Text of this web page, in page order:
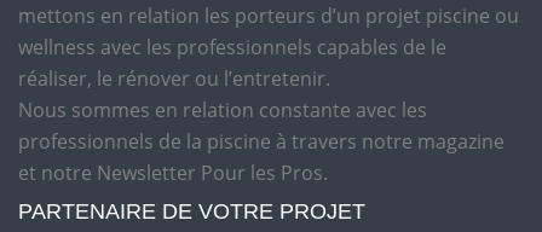
mettons en relation les porteurs d’un projet piscine ou
wellness avec les professionnels capables de le
réaliser, le rénover ou l’entretenir.
Nous sommes en relation constante avec les
professionnels de la piscine à travers notre magazine
et notre Newsletter Pour les Pros.
PARTENAIRE DE VOTRE PROJET